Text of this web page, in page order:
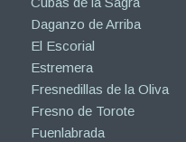
Daganzo de Arriba
El Escorial
Estremera
Fresnedillas de la Oliva
Fresno de Torote
Fuenlabrada